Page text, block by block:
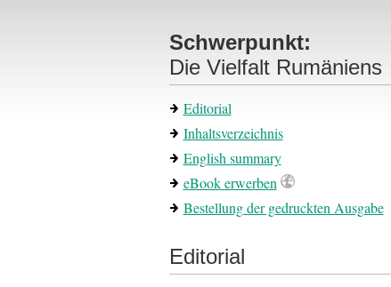
Schwerpunkt:
Die Vielfalt Rumäniens
Editorial
Inhaltsverzeichnis
English summary
eBook erwerben
Bestellung der gedruckten Ausgabe
Editorial